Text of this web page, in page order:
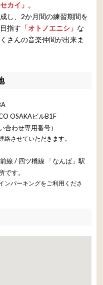
カイ」 。
し、2か月間の練習期間を
指す 「オトノエニシ」 な
さんの音楽仲間が出来ま
OSAKAビルB1F
合わせ専用番号）
させていただきます。
線 / 四ツ橋線 「なんば」駅
です。
ンパーキングをご利用くださ